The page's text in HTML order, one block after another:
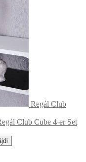
Regál Club
Club Cube 4-er Set